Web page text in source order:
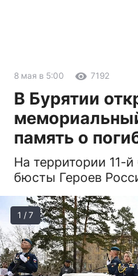
8 мая в 5:00 7192
В Бурятии
память о
На территории 11-
бюсты Героев
1 / 7